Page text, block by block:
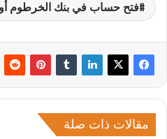
فتح حساب في بنك الخرطوم
مقالات ذات صلة